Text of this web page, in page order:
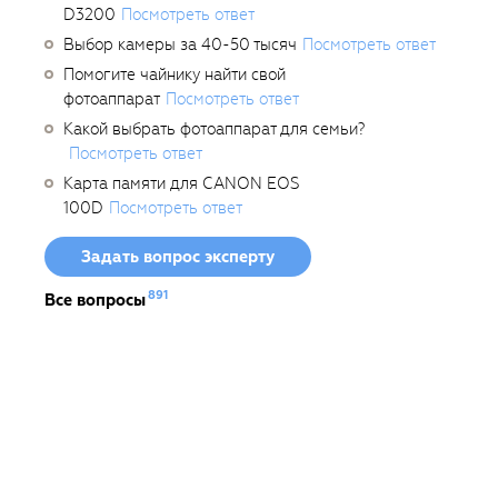
D3200 Посмотреть ответ
Выбор камеры за 40-50 тысяч Посмотреть ответ
Помогите чайнику найти свой
фотоаппарат Посмотреть ответ
Какой выбрать фотоаппарат для семьи?
Посмотреть ответ
Карта памяти для CANON EOS
100D Посмотреть ответ
Задать вопрос эксперту
Все вопросы891